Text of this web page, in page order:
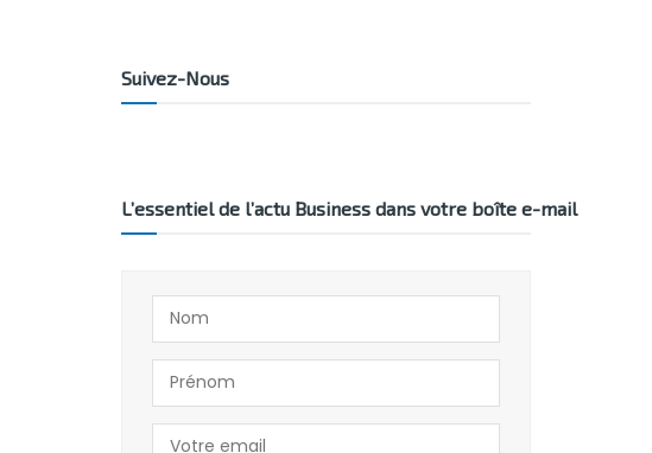
Suivez-Nous
L’essentiel de l’actu Business dans votre boîte e-mail